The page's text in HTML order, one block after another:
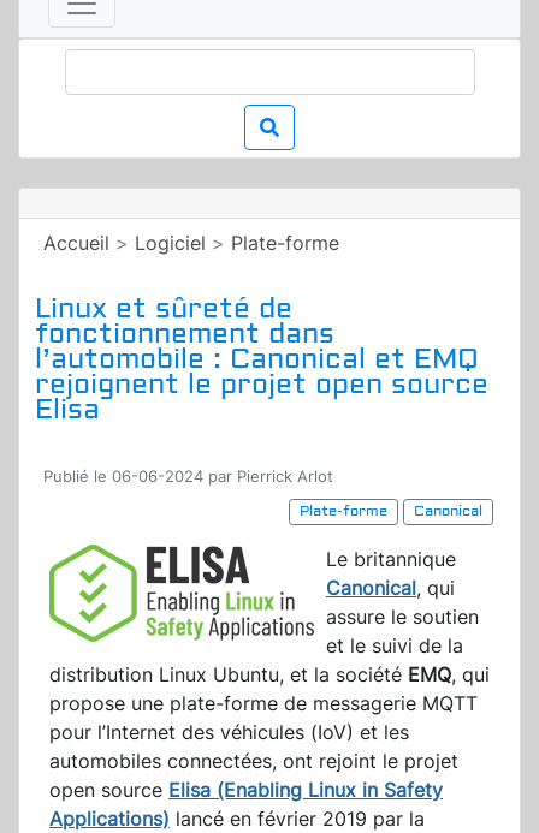
Accueil > Logiciel > Plate-forme
Linux et sûreté de
fonctionnement dans
l’automobile : Canonical et EMQ
rejoignent le projet open source
Elisa
Publié le 06-06-2024 par Pierrick Arlot
Plate-forme
Canonical
Le britannique
Canonical, qui
assure le soutien
et le suivi de la
distribution Linux Ubuntu, et la société EMQ, qui
propose une plate-forme de messagerie MQTT
pour l’Internet des véhicules (IoV) et les
automobiles connectées, ont rejoint le projet
open source Elisa (Enabling Linux in Safety
Applications) lancé en février 2019 par la